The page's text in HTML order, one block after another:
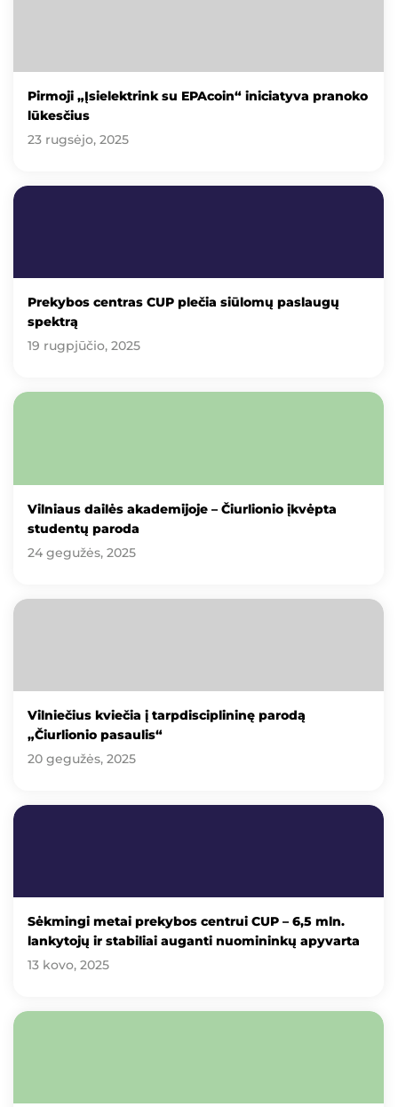
Pirmoji „Įsielektrink su EPAcoin“ iniciatyva pranoko
lūkesčius
23 rugsėjo, 2025
Prekybos centras CUP plečia siūlomų paslaugų
spektrą
19 rugpjūčio, 2025
Vilniaus dailės akademijoje – Čiurlionio įkvėpta
studentų paroda
24 gegužės, 2025
Vilniečius kviečia į tarpdisciplininę parodą
„Čiurlionio pasaulis“
20 gegužės, 2025
Sėkmingi metai prekybos centrui CUP – 6,5 mln.
lankytojų ir stabiliai auganti nuomininkų apyvarta
13 kovo, 2025